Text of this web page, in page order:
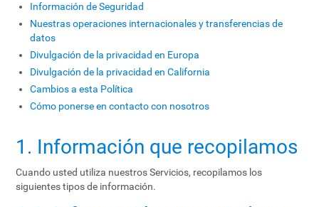
Información de Seguridad
Nuestras operaciones internacionales y transferencias de
datos
Divulgación de la privacidad en Europa
Divulgación de la privacidad en California
Cambios a esta Política
Cómo ponerse en contacto con nosotros
1. Información que recopilamos
Cuando usted utiliza nuestros Servicios, recopilamos los
siguientes tipos de información.